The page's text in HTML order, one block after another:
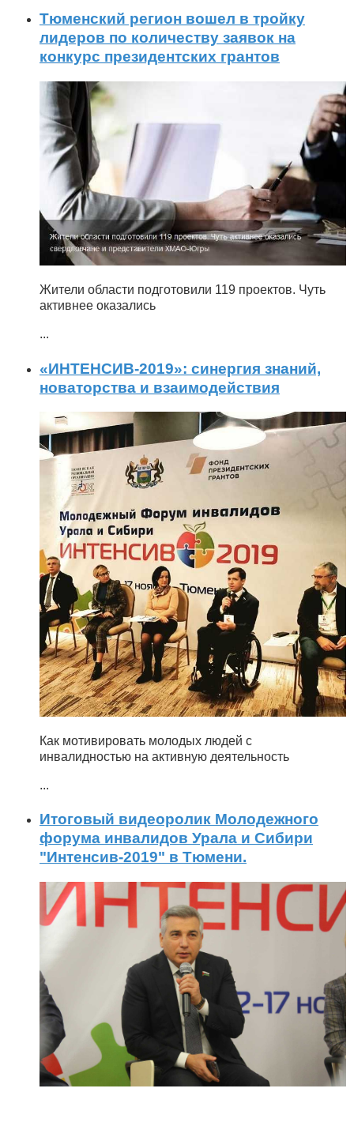
Тюменский регион вошел в тройку
лидеров по количеству заявок на
конкурс президентских грантов
Жители области подготовили 119 проектов. Чуть
активнее оказались
...
«ИНТЕНСИВ-2019»: синергия знаний,
новаторства и взаимодействия
Как мотивировать молодых людей с
инвалидностью на активную деятельность
...
Итоговый видеоролик Молодежного
форума инвалидов Урала и Сибири
"Интенсив-2019" в Тюмени.